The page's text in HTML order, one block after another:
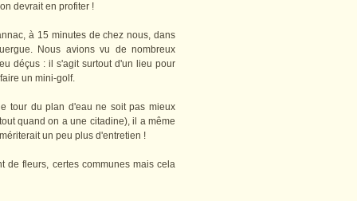
devrait en profiter !
à 15 minutes de chez nous, dans
Nous avions vu de nombreux
déçus : il s'agit surtout d'un lieu pour
un mini-golf.
tour du plan d'eau ne soit pas mieux
quand on a une citadine), il a même
un peu plus d'entretien !
de fleurs, certes communes mais cela